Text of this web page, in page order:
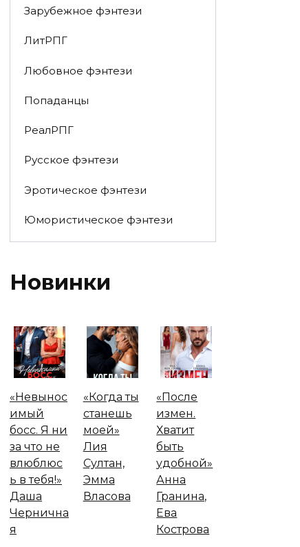
Зарубежное фэнтези
ЛитРПГ
Любовное фэнтези
Попаданцы
РеалРПГ
Русское фэнтези
Эротическое фэнтези
Юмористическое фэнтези
Новинки
«Невынос
имый
босс. Я ни
за что не
влюблюс
ь в тебя!»
Даша
Чернична
я
«Когда ты
станешь
моей»
Лия
Султан,
Эмма
Власова
«После
измен.
Хватит
быть
удобной»
Анна
Гранина,
Ева
Кострова